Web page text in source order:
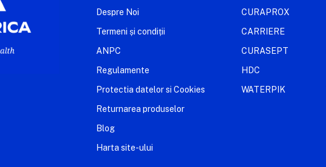
Despre Noi
Termeni și condiții
ANPC
Regulamente
Protectia datelor si Cookies
Returnarea produselor
Blog
Harta site-ului
CURAPROX
CARRIERE
CURASEPT
HDC
WATERPIK